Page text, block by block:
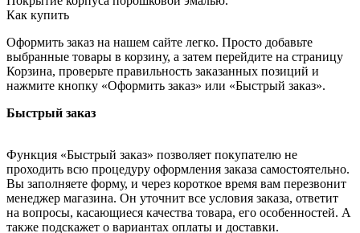
Как купить
Оформить заказ на нашем сайте легко. Просто добавьте
выбранные товары в корзину, а затем перейдите на страницу
Корзина, проверьте правильность заказанных позиций и
нажмите кнопку «Оформить заказ» или «Быстрый заказ».
Быстрый заказ
Функция «Быстрый заказ» позволяет покупателю не
проходить всю процедуру оформления заказа самостоятельно.
Вы заполняете форму, и через короткое время вам перезвонит
менеджер магазина. Он уточнит все условия заказа, ответит
на вопросы, касающиеся качества товара, его особенностей. А
также подскажет о вариантах оплаты и доставки.